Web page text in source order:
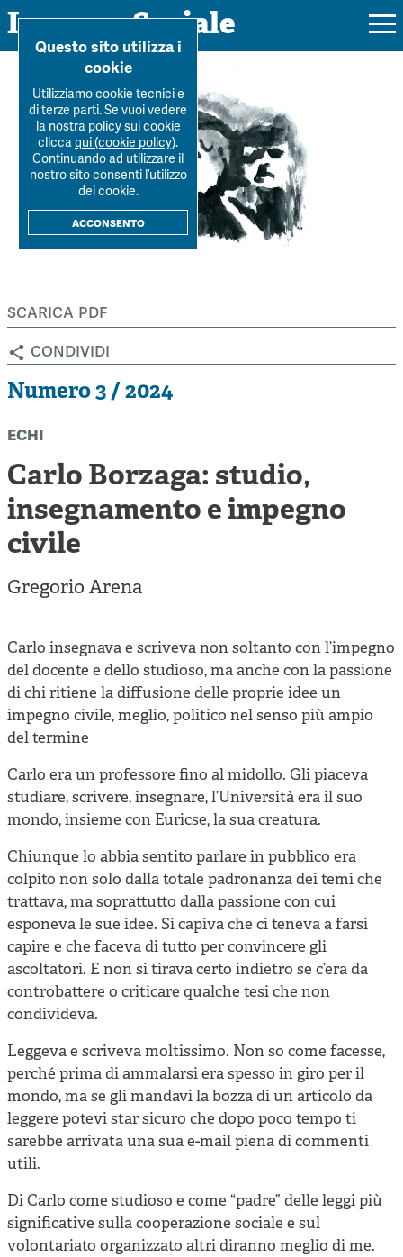
Impresa Sociale
Rivista
Ultimo numero
La Rivista
Submission
Autori
Archivio
Argomenti
Forum
Argomenti
Dossier
Workshop Impresa Sociale 2021
Impresa sociale e democrazia
Acini di fuoco - Dossier Mezzogiorno
Valutazione e dintorni
Contatti
Sostienici
Home Numero-3-2024
Carlo Borzaga: studio,
insegnamento e...
scarica pdf
condividi
Numero 3 / 2024
echi
Carlo Borzaga: studio,
insegnamento e impegno
civile
Gregorio Arena
Carlo insegnava e scriveva non soltanto con l’impegno
del docente e dello studioso, ma anche con la passione
di chi ritiene la diffusione delle proprie idee un
impegno civile, meglio, politico nel senso più ampio
del termine
Carlo era un professore fino al midollo. Gli piaceva
studiare, scrivere, insegnare, l’Università era il suo
mondo, insieme con Euricse, la sua creatura.
Chiunque lo abbia sentito parlare in pubblico era
colpito non solo dalla totale padronanza dei temi che
trattava, ma soprattutto dalla passione con cui
esponeva le sue idee. Si capiva che ci teneva a farsi
capire e che faceva di tutto per convincere gli
ascoltatori. E non si tirava certo indietro se c’era da
controbattere o criticare qualche tesi che non
condivideva.
Leggeva e scriveva moltissimo. Non so come facesse,
perché prima di ammalarsi era spesso in giro per il
mondo, ma se gli mandavi la bozza di un articolo da
leggere potevi star sicuro che dopo poco tempo ti
sarebbe arrivata una sua e-mail piena di commenti
utili.
Di Carlo come studioso e come “padre” delle leggi più
significative sulla cooperazione sociale e sul
volontariato organizzato altri diranno meglio di me.
Questo sito utilizza i
cookie
Utilizziamo cookie tecnici e
di terze parti. Se vuoi vedere
la nostra policy sui cookie
cliccaqui (cookie policy).
Continuando ad utilizzare il
nostro sito consenti l’utilizzo
dei cookie.
acconsento